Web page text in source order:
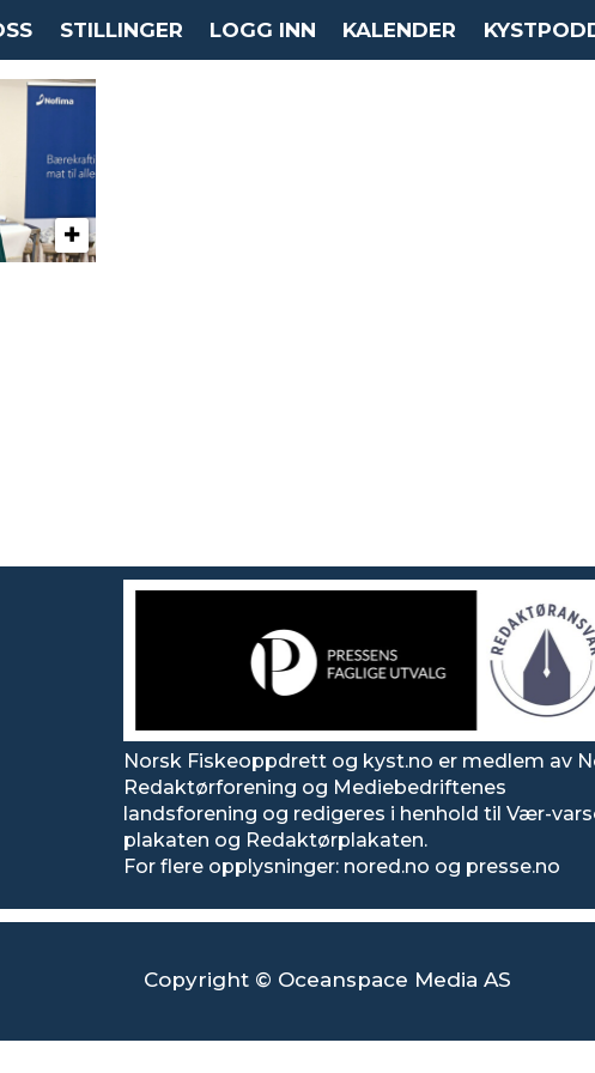
STILLINGER LOGG INN KALENDER
Norsk Fiskeoppdrett og kyst.no er medlem av
Redaktørforening og Mediebedriftenes
landsforening og redigeres i henhold til Vær-
plakaten og Redaktørplakaten.
For flere opplysninger: nored.no og presse.no
Copyright © Oceanspace Media AS